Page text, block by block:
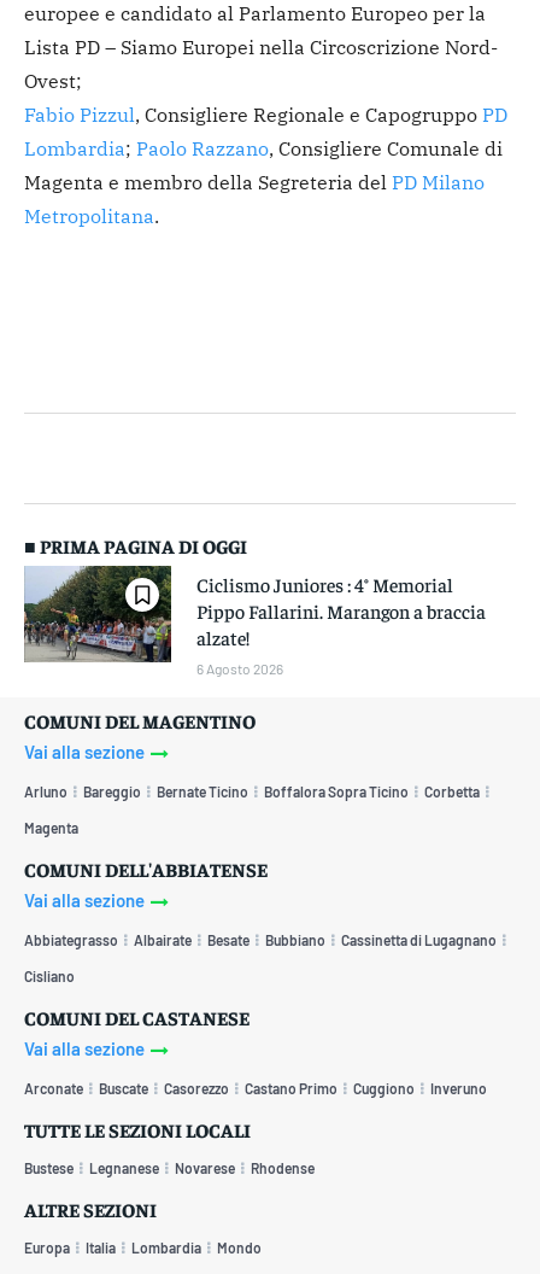
europee e candidato al Parlamento Europeo per la
Lista PD – Siamo Europei nella Circoscrizione Nord-
Ovest;
Fabio Pizzul, Consigliere Regionale e Capogruppo PD
Lombardia; Paolo Razzano, Consigliere Comunale di
Magenta e membro della Segreteria del PD Milano
Metropolitana.
■ PRIMA PAGINA DI OGGI
Ciclismo Juniores : 4° Memorial
Pippo Fallarini. Marangon a braccia
alzate!
6 Agosto 2026
COMUNI DEL MAGENTINO
Vai alla sezione
Arluno Bareggio Bernate Ticino Boffalora Sopra Ticino Corbetta
Magenta
COMUNI DELL'ABBIATENSE
Vai alla sezione
Abbiategrasso Albairate Besate Bubbiano Cassinetta di Lugagnano
Cisliano
COMUNI DEL CASTANESE
Vai alla sezione
Arconate Buscate Casorezzo Castano Primo Cuggiono Inveruno
TUTTE LE SEZIONI LOCALI
Bustese Legnanese Novarese Rhodense
ALTRE SEZIONI
Europa Italia Lombardia Mondo